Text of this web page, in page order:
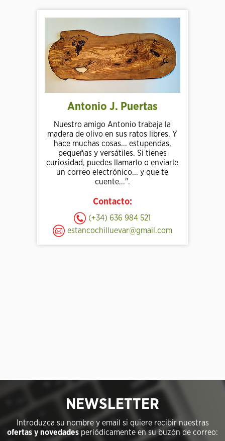
Antonio J. Puertas
Nuestro amigo Antonio trabaja la
madera de olivo en sus ratos libres. Y
hace muchas cosas... estupendas,
pequeñas y versátiles. Si tienes
curiosidad, puedes llamarlo o enviarle
un correo electrónico... y que te
cuente...".
Contacto:
(+34) 636 984 521
estancochilluevar@gmail.com
NEWSLETTER
Introduzca su nombre y email si quiere recibir nuestras
ofertas y novedades periódicamente en su buzón de correo: